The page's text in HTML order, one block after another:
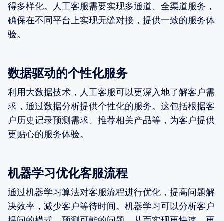
得多样化。人工客服需要实现多通道、全渠道服务，
确保在不同平台上实现无缝对接，提供一致的服务体
验。
数据驱动的个性化服务
利用大数据技术，人工客服可以更深入地了解客户需
求，通过数据分析提供个性化的服务。这包括根据客
户历史记录预测需求、推荐相关产品等，为客户提供
更贴心的服务体验。
机器学习优化客服流程
通过机器学习算法对客服流程进行优化，提高问题解
决效率，减少客户等待时间。机器学习可以分析客户